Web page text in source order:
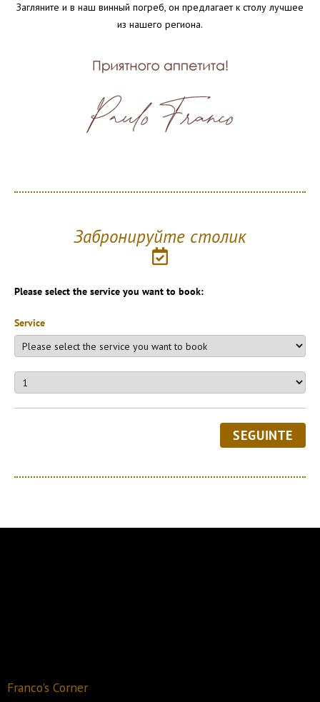
Загляните и в наш винный погреб, он предлагает к столу лучшее
из нашего региона.
Забронируйте столик
Please select the service you want to book:
Service
SEGUINTE
Franco's Corner